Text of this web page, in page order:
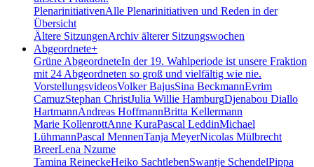
PlenarinitiativenAlle Plenarinitiativen und Reden in der
Übersicht
Ältere SitzungenArchiv älterer Sitzungswochen
Abgeordnete+
Grüne AbgeordneteIn der 19. Wahlperiode ist unsere Fraktion
mit 24 Abgeordneten so groß und vielfältig wie nie.
VorstellungsvideosVolker BajusSina BeckmannEvrim
CamuzStephan ChristJulia Willie HamburgDjenabou Diallo
HartmannAndreas HoffmannBritta Kellermann
Marie KollenrottAnne KuraPascal LeddinMichael
LühmannPascal MennenTanja MeyerNicolas Mülbrecht
BreerLena Nzume
Tamina ReineckeHeiko SachtlebenSwantje SchendelPippa